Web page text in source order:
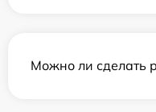
Можно ли сделать